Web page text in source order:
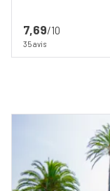
7,69/10
35 avis